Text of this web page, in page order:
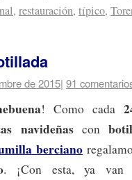
, restauración, típico,
de 2015| 91
! Como cada
navideñascon
berciano
. ¡Con esta, ya